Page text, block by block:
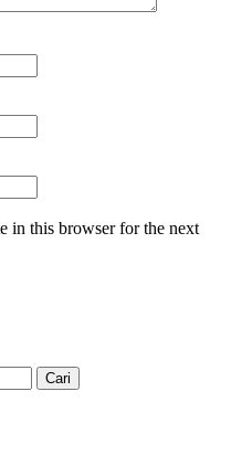
in this browser for the next